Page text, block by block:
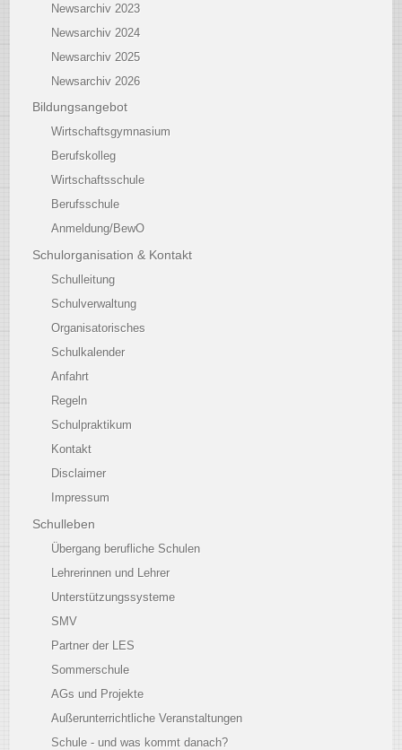
Newsarchiv 2023
Newsarchiv 2024
Newsarchiv 2025
Newsarchiv 2026
Bildungsangebot
Wirtschaftsgymnasium
Berufskolleg
Wirtschaftsschule
Berufsschule
Anmeldung/BewO
Schulorganisation & Kontakt
Schulleitung
Schulverwaltung
Organisatorisches
Schulkalender
Anfahrt
Regeln
Schulpraktikum
Kontakt
Disclaimer
Impressum
Schulleben
Übergang berufliche Schulen
Lehrerinnen und Lehrer
Unterstützungssysteme
SMV
Partner der LES
Sommerschule
AGs und Projekte
Außerunterrichtliche Veranstaltungen
Schule - und was kommt danach?